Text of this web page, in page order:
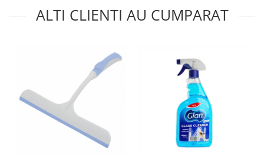
ALTI CLIENTI AU CUMPARAT